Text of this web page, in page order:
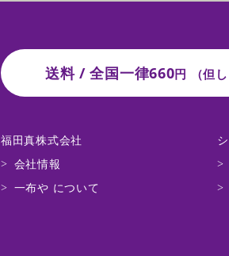
送料 / 全国一律660円 （但
福田真株式会社
会社情報
一布や について